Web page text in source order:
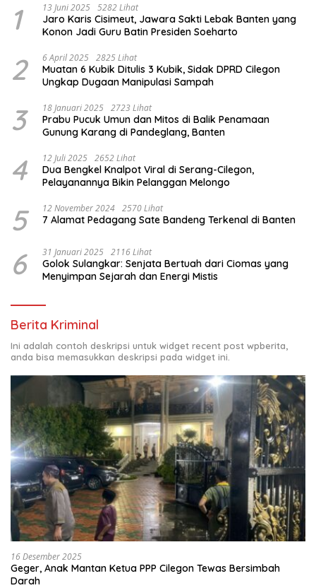
1 13 Juni 2025 5282 Lihat
Jaro Karis Cisimeut, Jawara Sakti Lebak Banten yang
Konon Jadi Guru Batin Presiden Soeharto
2 6 April 2025 2825 Lihat
Muatan 6 Kubik Ditulis 3 Kubik, Sidak DPRD Cilegon
Ungkap Dugaan Manipulasi Sampah
3 18 Januari 2025 2723 Lihat
Prabu Pucuk Umun dan Mitos di Balik Penamaan
Gunung Karang di Pandeglang, Banten
4 12 Juli 2025 2652 Lihat
Dua Bengkel Knalpot Viral di Serang-Cilegon,
Pelayanannya Bikin Pelanggan Melongo
5 12 November 2024 2570 Lihat
7 Alamat Pedagang Sate Bandeng Terkenal di Banten
6 31 Januari 2025 2116 Lihat
Golok Sulangkar: Senjata Bertuah dari Ciomas yang
Menyimpan Sejarah dan Energi Mistis
Berita Kriminal
Ini adalah contoh deskripsi untuk widget recent post wpberita,
anda bisa memasukkan deskripsi pada widget ini.
16 Desember 2025
Geger, Anak Mantan Ketua PPP Cilegon Tewas Bersimbah
Darah